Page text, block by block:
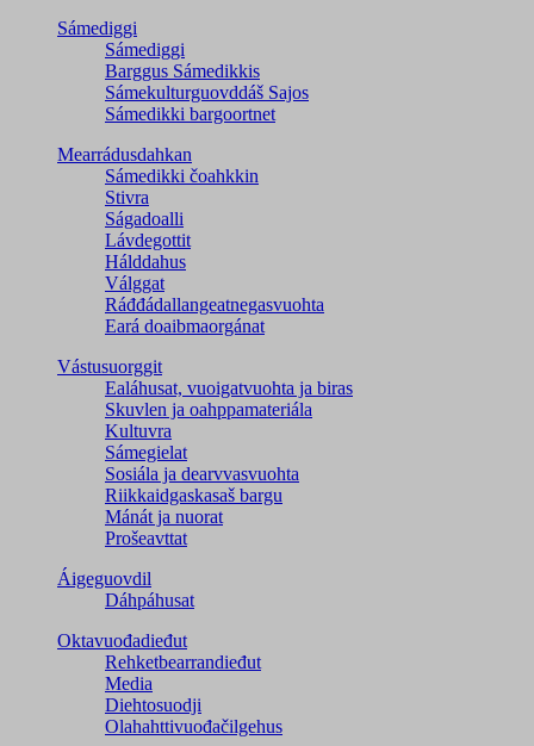
Sámediggi
Sámediggi
Barggus Sámedikkis
Sámekulturguovddáš Sajos
Sámedikki bargoortnet
Mearrádusdahkan
Sámedikki čoahkkin
Stivra
Ságadoalli
Lávdegottit
Hálddahus
Válggat
Ráđđádallangeatnegas­vuohta
Eará doaibmaorgánat
Vástusuorggit
Ealáhusat, vuoigatvuohta ja biras
Skuvlen ja oahppamateriála
Kultuvra
Sámegielat
Sosiála ja dearvvasvuohta
Riikkaidgaskasaš bargu
Mánát ja nuorat
Prošeavttat
Áigeguovdil
Dáhpáhusat
Oktavuođadieđut
Rehketbearrandieđut
Media
Diehtosuodji
Olahahttivuođačilgehus